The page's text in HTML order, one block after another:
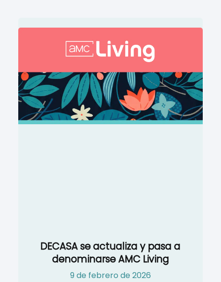
DECASA se actualiza y pasa a
denominarse AMC Living
9 de febrero de 2026